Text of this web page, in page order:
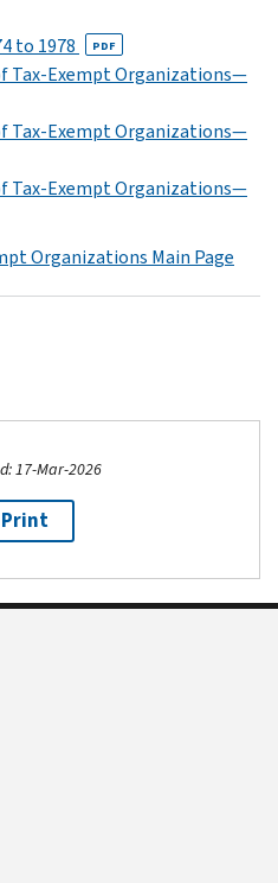
to 1978 PDF
Tax-Exempt Organizations—
Tax-Exempt Organizations—
Tax-Exempt Organizations—
Organizations Main Page
17-Mar-2026
Print